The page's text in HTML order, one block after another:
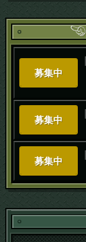
募集中
募集中
募集中